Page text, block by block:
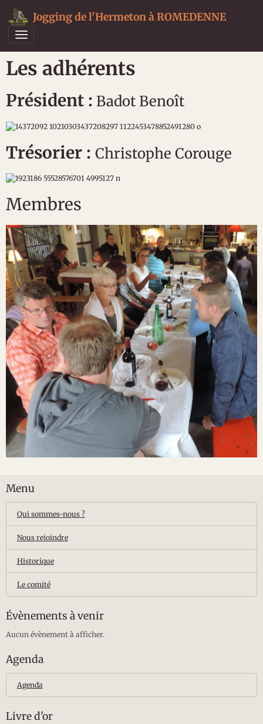
Jogging de l'Hermeton à ROMEDENNE
Les adhérents
Président : Badot Benoît
Trésorier : Christophe Corouge
Membres
Menu
Qui sommes-nous ?
Nous rejoindre
Historique
Le comité
Évènements à venir
Aucun évènement à afficher.
Agenda
Agenda
Livre d'or